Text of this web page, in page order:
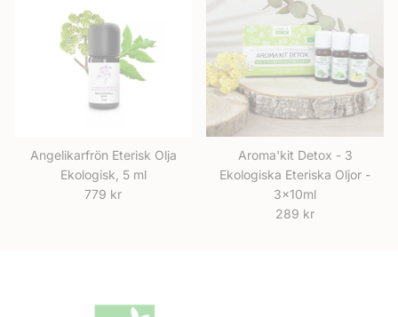
Angelikarfrön Eterisk Olja
Ekologisk, 5 ml
Ordinarie pris
779 kr
Aroma'kit Detox - 3
Ekologiska Eteriska Oljor -
3x10ml
Ordinarie pris
289 kr